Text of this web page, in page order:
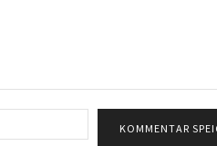
Mail:*